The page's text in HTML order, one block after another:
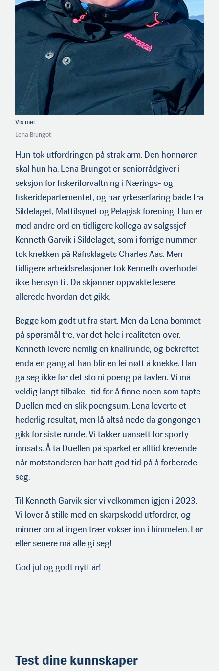
Lena Brungot
Hun tok utfordringen på strak arm. Den honnøren
skal hun ha. Lena Brungot er seniorrådgiver i
seksjon for fiskeriforvaltning i Nærings- og
fiskeridepartementet, og har yrkeserfaring både fra
Sildelaget, Mattilsynet og Pelagisk forening. Hun er
med andre ord en tidligere kollega av salgssjef
Kenneth Garvik i Sildelaget, som i forrige nummer
tok knekken på Råfisklagets Charles Aas. Men
tidligere arbeidsrelasjoner tok Kenneth overhodet
ikke hensyn til. Da skjønner oppvakte lesere
allerede hvordan det gikk.
Begge kom godt ut fra start. Men da Lena bommet
på spørsmål tre, var det hele i realiteten over.
Kenneth levere nemlig en knallrunde, og bekreftet
enda en gang at han blir en lei nøtt å knekke. Han
ga seg ikke før det sto ni poeng på tavlen. Vi må
veldig langt tilbake i tid for å finne noen som tapte
Duellen med en slik poengsum. Lena leverte et
hederlig resultat, men lå altså nede da gongongen
gikk for siste runde. Vi takker uansett for sporty
innsats. Å ta Duellen på sparket er alltid krevende
når motstanderen har hatt god tid på å forberede
seg.
Til Kenneth Garvik sier vi velkommen igjen i 2023.
Vi lover å stille med en skarpskodd utfordrer, og
minner om at ingen trær vokser inn i himmelen. Før
eller senere må alle gi seg!
God jul og godt nytt år!
Test dine kunnskaper